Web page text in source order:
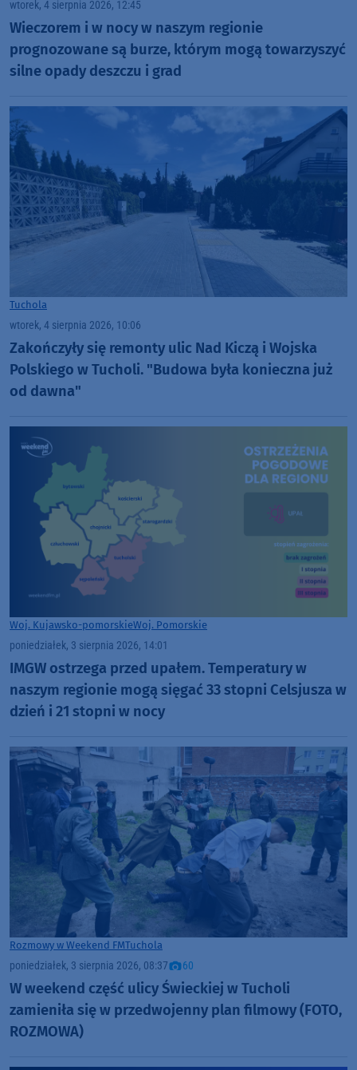
wtorek, 4 sierpnia 2026, 12:45
Wieczorem i w nocy w naszym regionie
prognozowane są burze, którym mogą towarzyszyć
silne opady deszczu i grad
Tuchola
wtorek, 4 sierpnia 2026, 10:06
Zakończyły się remonty ulic Nad Kiczą i Wojska
Polskiego w Tucholi. "Budowa była konieczna już
od dawna"
Woj. Kujawsko-pomorskieWoj. Pomorskie
poniedziałek, 3 sierpnia 2026, 14:01
IMGW ostrzega przed upałem. Temperatury w
naszym regionie mogą sięgać 33 stopni Celsjusza w
dzień i 21 stopni w nocy
Rozmowy w Weekend FMTuchola
poniedziałek, 3 sierpnia 2026, 08:37 60
W weekend część ulicy Świeckiej w Tucholi
zamieniła się w przedwojenny plan filmowy (FOTO,
ROZMOWA)